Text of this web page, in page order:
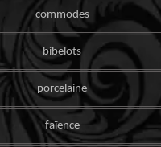
commodes
bibelots
porcelaine
faïence